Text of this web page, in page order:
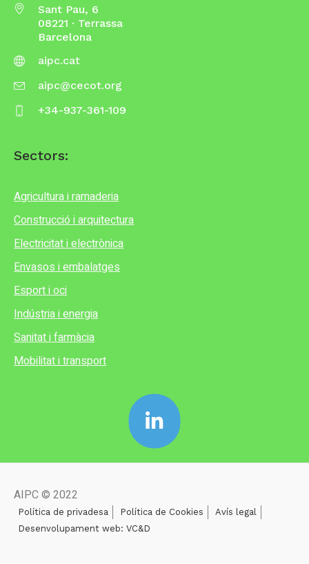
Sant Pau, 6
08221 · Terrassa
Barcelona
aipc.cat
aipc@cecot.org
+34-937-361-109
Sectors:
Agricultura i ramaderia
Construcció i arquitectura
Electricitat i electrònica
Envasos i embalatges
Esport i oci
Indústria i energia
Sanitat i farmàcia
Mobilitat i transport
AIPC © 2022
Política de privadesa Política de Cookies
Avís legal
Desenvolupament web: VC&D